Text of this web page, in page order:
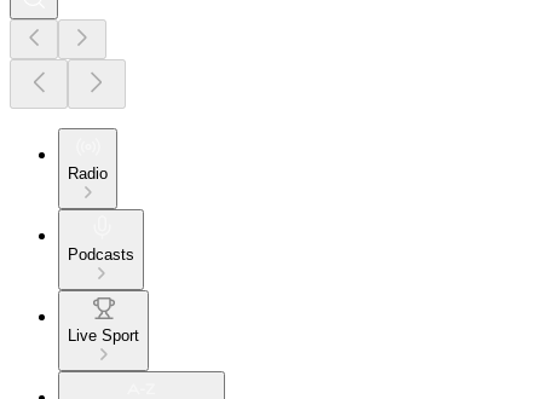
Radio
Podcasts
Live Sport